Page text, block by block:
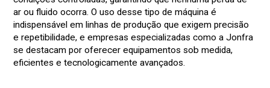
ar ou fluido ocorra. O uso desse tipo de máquina é
indispensável em linhas de produção que exigem precisão
e repetibilidade, e empresas especializadas como a Jonfra
se destacam por oferecer equipamentos sob medida,
eficientes e tecnologicamente avançados.